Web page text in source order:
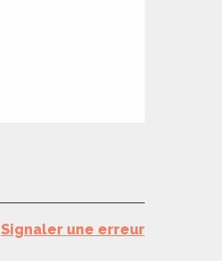
Signaler une erreur